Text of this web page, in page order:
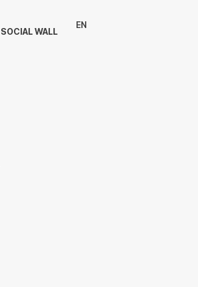
SOCIAL WALL
EN